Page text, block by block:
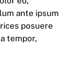
ante ipsum
posuere
tempor,